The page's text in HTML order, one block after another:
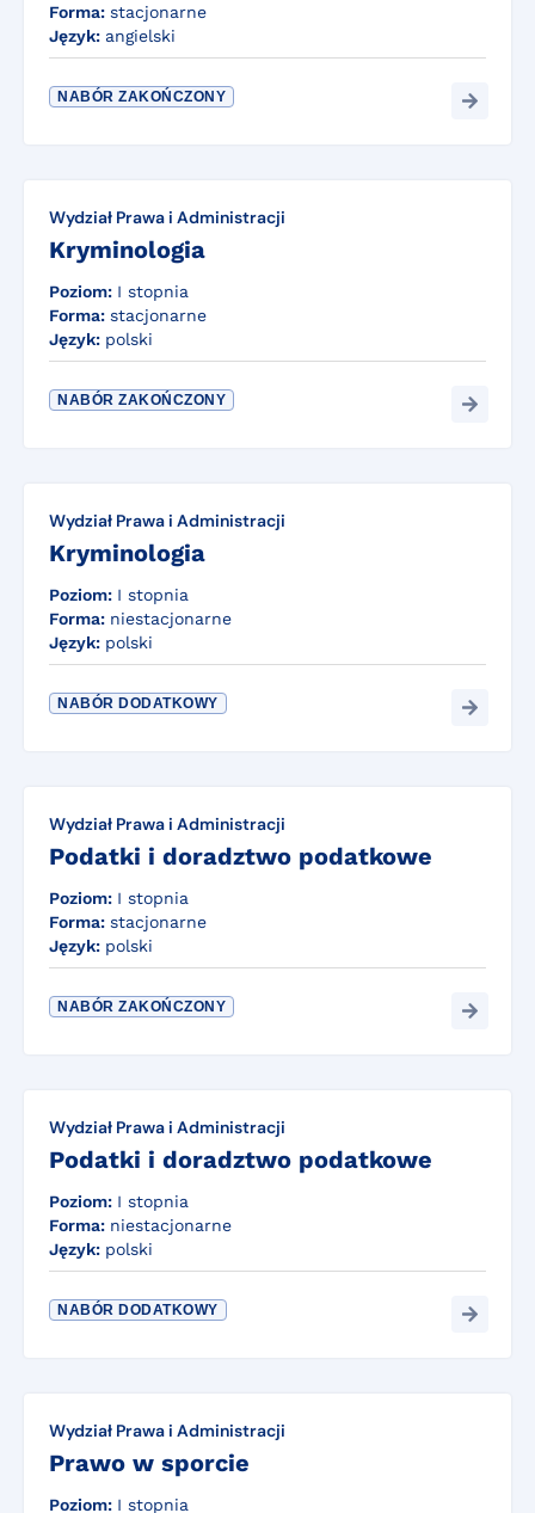
Forma: stacjonarne
Język: angielski
NABÓR ZAKOŃCZONY
Wydział Prawa i Administracji
Kryminologia
Poziom: I stopnia
Forma: stacjonarne
Język: polski
NABÓR ZAKOŃCZONY
Wydział Prawa i Administracji
Kryminologia
Poziom: I stopnia
Forma: niestacjonarne
Język: polski
NABÓR DODATKOWY
Wydział Prawa i Administracji
Podatki i doradztwo podatkowe
Poziom: I stopnia
Forma: stacjonarne
Język: polski
NABÓR ZAKOŃCZONY
Wydział Prawa i Administracji
Podatki i doradztwo podatkowe
Poziom: I stopnia
Forma: niestacjonarne
Język: polski
NABÓR DODATKOWY
Wydział Prawa i Administracji
Prawo w sporcie
Poziom: I stopnia